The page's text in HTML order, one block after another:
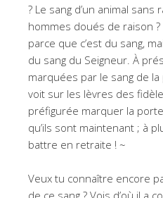
? Le sang d’un animal
hommes doués de raison
parce que c’est du sang,
du sang du Seigneur. À
marquées par le sang de
voit sur les lèvres des
préfigurée marquer la
qu’ils sont maintenant ; à
battre en retraite ! ~
Veux tu connaître encore
de ce sang ? Vois d’où il a